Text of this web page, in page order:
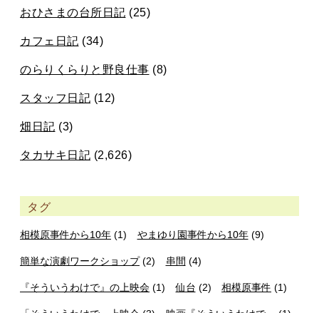
おひさまの台所日記 (25)
カフェ日記 (34)
のらりくらりと野良仕事 (8)
スタッフ日記 (12)
畑日記 (3)
タカサキ日記 (2,626)
タグ
相模原事件から10年 (1) やまゆり園事件から10年(9)
簡単な演劇ワークショップ(2) 串間 (4)
『そういうわけで』の上映会 (1) 仙台 (2) 相模原事件 (1)